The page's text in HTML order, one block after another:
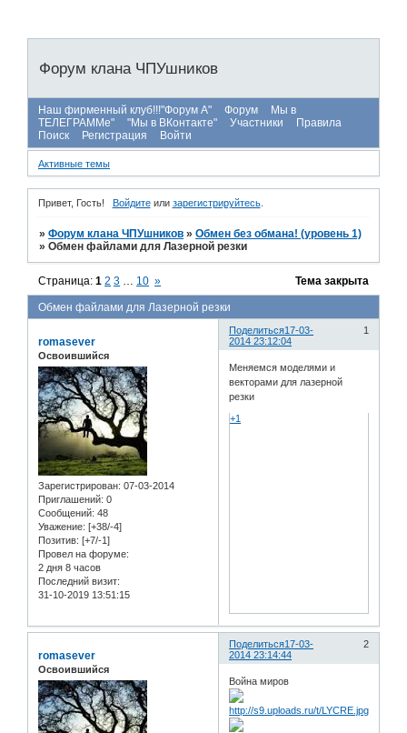
Форум клана ЧПУшников
Наш фирменный клуб!!!"Форум А" Форум
Мы в
ТЕЛЕГРАММе"
"Мы в ВКонтакте" Участники
Правила
Поиск
Регистрация Войти
Активные темы
Привет, Гость! Войдитеили зарегистрируйтесь.
»Форум клана ЧПУшников »Обмен без обмана! (уровень 1)
»Обмен файлами для Лазерной резки
Обмен файлами для Лазерной резки
Страница:1 2 3 10 » Тема закрыта
Поделиться 1
17-03-
2014 23:12:04
romasever
Освоившийся
Зарегистрирован: 07-03-2014
Приглашений: 0
Сообщений: 48
Уважение: [+38/-4]
Позитив: [+7/-1]
Провел на форуме:
2 дня 8 часов
Последний визит:
31-10-2019 13:51:15
Меняемся моделями и
векторами для лазерной
резки
+1
Поделиться 2
17-03-
2014 23:14:44
romasever
Освоившийся
Война миров